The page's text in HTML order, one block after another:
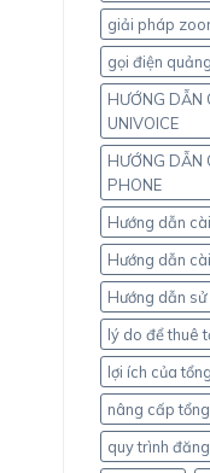
giải pháp
gọi điện
HƯỚNG DẪN
UNIVOICE
HƯỚNG DẪN
PHONE
Hướng dẫn
Hướng dẫn
Hướng dẫn
lý do để thuê
lợi ích của
nâng cấp
quy trình